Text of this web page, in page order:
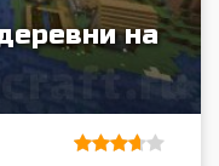
на